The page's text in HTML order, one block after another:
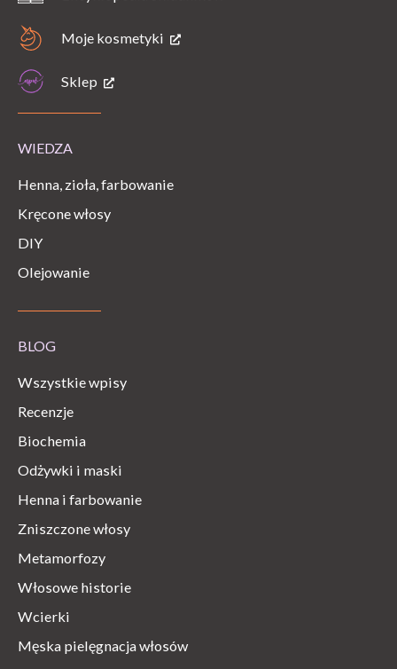
Moje kosmetyki
Sklep
WIEDZA
Henna, zioła, farbowanie
Kręcone włosy
DIY
Olejowanie
BLOG
Wszystkie wpisy
Recenzje
Biochemia
Odżywki i maski
Henna i farbowanie
Zniszczone włosy
Metamorfozy
Włosowe historie
Wcierki
Męska pielęgnacja włosów